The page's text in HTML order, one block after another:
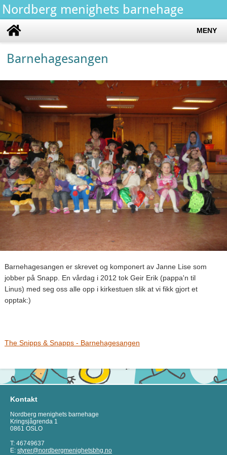
Nordberg menighets barnehage
MENY
Barnehagesangen
Barnehagesangen er skrevet og komponert av Janne Lise som
jobber på Snapp. En vårdag i 2012 tok Geir Erik (pappa'n til
Linus) med seg oss alle opp i kirkestuen slik at vi fikk gjort et
opptak:)
The Snipps & Snapps - Barnehagesangen
Kontakt
Nordberg menighets barnehage
Kringsjågrenda 1
0861 OSLO
T: 46749637
E: styrer@nordbergmenighetsbhg.no